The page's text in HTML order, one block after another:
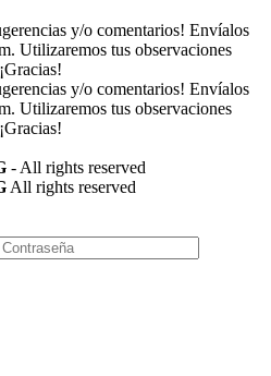
y/o comentarios! Envíalos
. Utilizaremos tus observaciones
y/o comentarios! Envíalos
. Utilizaremos tus observaciones
- All rights reserved
All rights reserved